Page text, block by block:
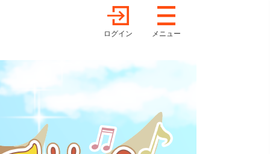
ログイン メニュー